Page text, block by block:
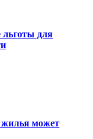
льготы для
может